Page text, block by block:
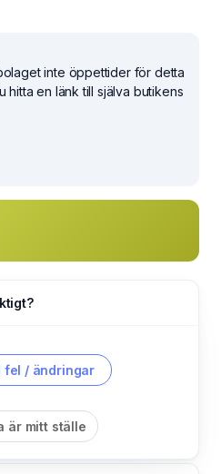
inte öppettider för detta
hitta en länk till själva butikens
fel / ändringar
är mitt ställe